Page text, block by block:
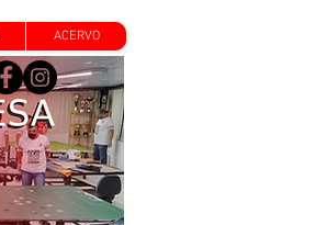
ACERVO